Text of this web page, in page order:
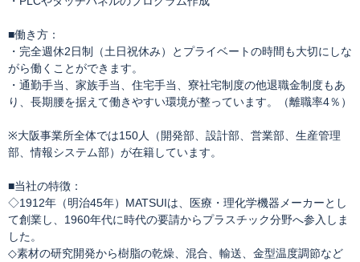
■働き方：
・完全週休2日制（土日祝休み）とプライベートの時間も大切にしな
がら働くことができます。
・通勤手当、家族手当、住宅手当、寮社宅制度の他退職金制度もあ
り、長期腰を据えて働きやすい環境が整っています。（離職率4％）
※大阪事業所全体では150人（開発部、設計部、営業部、生産管理
部、情報システム部）が在籍しています。
■当社の特徴：
◇1912年（明治45年）MATSUIは、医療・理化学機器メーカーとし
て創業し、1960年代に時代の要請からプラスチック分野へ参入しま
した。
◇素材の研究開発から樹脂の乾燥、混合、輸送、金型温度調節など